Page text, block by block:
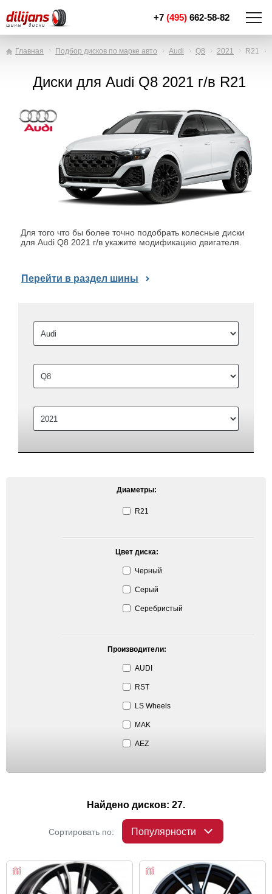
+7 (495) 662-58-82
Главная Подбор дисков по марке авто Audi Q8 2021 R21
Диски для Audi Q8 2021 г/в R21
Для того что бы более точно подобрать колесные диски
для Audi Q8 2021 г/в укажите модификацию двигателя.
Перейти в раздел шины
Диаметры:
R21
Цвет диска:
Черный
Серый
Серебристый
Производители:
AUDI
RST
LS Wheels
MAK
AEZ
Найдено дисков: 27.
Сортировать по: Популярности